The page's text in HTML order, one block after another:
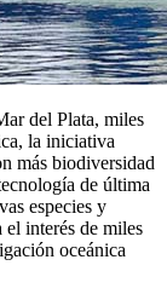
del Plata, miles
la iniciativa
más biodiversidad
de última
especies y
el interés de miles
oceánica